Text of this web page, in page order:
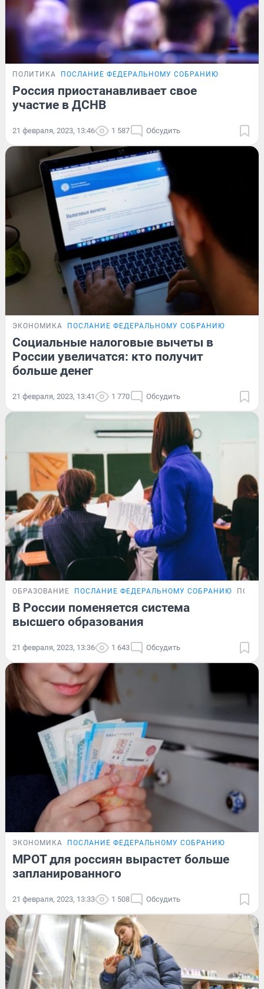
ПОЛИТИКА ПОСЛАНИЕ ФЕДЕРАЛЬНОМУ СОБРАНИЮ
Россия приостанавливает свое
участие в ДСНВ
21 февраля, 2023, 13:46 1 587 Обсудить
ЭКОНОМИКА ПОСЛАНИЕ ФЕДЕРАЛЬНОМУ СОБРАНИЮ
Социальные налоговые вычеты в
России увеличатся: кто получит
больше денег
21 февраля, 2023, 13:41 1 770 Обсудить
ОБРАЗОВАНИЕ ПОСЛАНИЕ ФЕДЕРАЛЬНОМУ СОБРАНИЮ
В России поменяется система
высшего образования
21 февраля, 2023, 13:36 1 643 Обсудить
ЭКОНОМИКА ПОСЛАНИЕ ФЕДЕРАЛЬНОМУ СОБРАНИЮ
МРОТ для россиян вырастет больше
запланированного
21 февраля, 2023, 13:33 1 508 Обсудить